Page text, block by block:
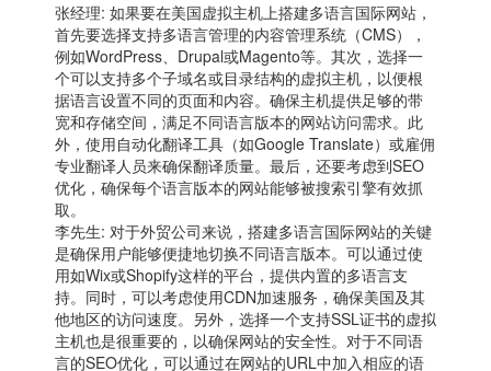
张经理: 如果要在美国虚拟主机上搭建多语言国际网站，
首先要选择支持多语言管理的内容管理系统（CMS），
例如WordPress、Drupal或Magento等。其次，选择一
个可以支持多个子域名或目录结构的虚拟主机，以便根
据语言设置不同的页面和内容。确保主机提供足够的带
宽和存储空间，满足不同语言版本的网站访问需求。此
外，使用自动化翻译工具（如Google Translate）或雇佣
专业翻译人员来确保翻译质量。最后，还要考虑到SEO
优化，确保每个语言版本的网站能够被搜索引擎有效抓
取。
李先生: 对于外贸公司来说，搭建多语言国际网站的关键
是确保用户能够便捷地切换不同语言版本。可以通过使
用如Wix或Shopify这样的平台，提供内置的多语言支
持。同时，可以考虑使用CDN加速服务，确保美国及其
他地区的访问速度。另外，选择一个支持SSL证书的虚拟
主机也是很重要的，以确保网站的安全性。对于不同语
言的SEO优化，可以通过在网站的URL中加入相应的语